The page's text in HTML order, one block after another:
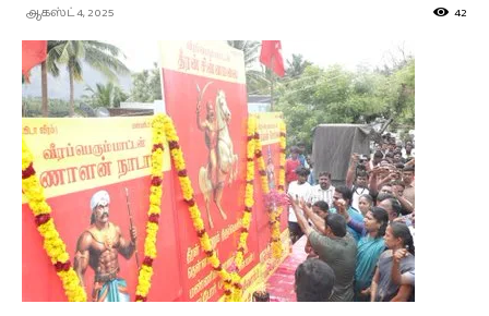
ஆகஸ்ட் 4, 2025 42